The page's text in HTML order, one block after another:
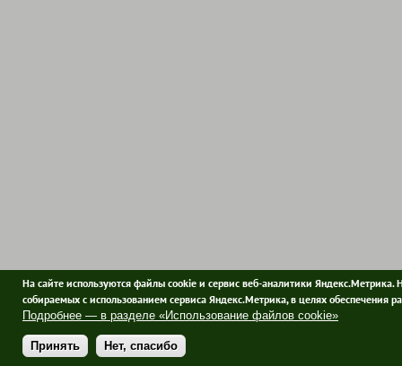
На сайте используются файлы cookie и сервис веб-аналитики
собираемых с использованием сервиса Яндекс.Метрика, в целях обеспечения
Подробнее — в разделе «Использование файлов cookie»
Принять Нет, спасибо